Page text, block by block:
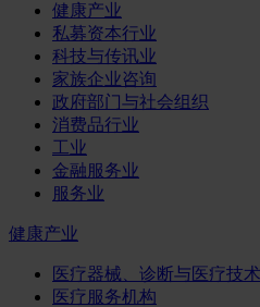
健康产业
私募资本行业
科技与传讯业
家族企业咨询
政府部门与社会组织
消费品行业
工业
金融服务业
服务业
健康产业
医疗器械、诊断与医疗技术
医疗服务机构